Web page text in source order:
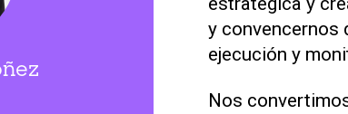
y convencernos
ejecución y
Nos